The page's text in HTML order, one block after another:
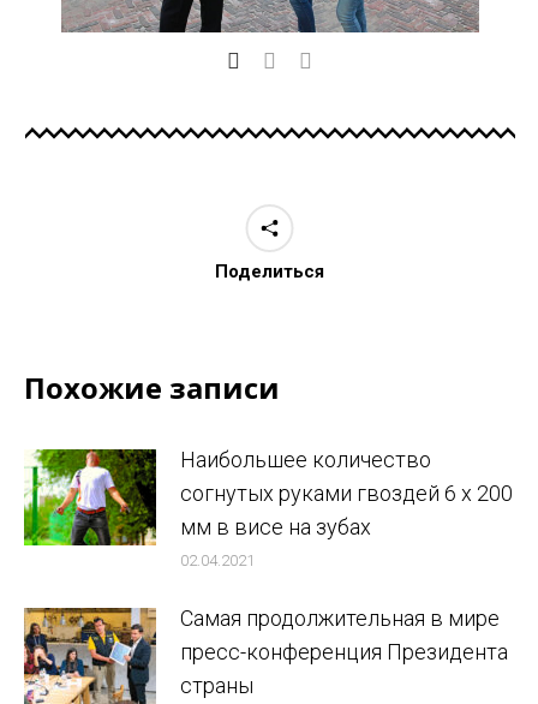
Поделиться
Похожие записи
Наибольшее количество
согнутых руками гвоздей 6 x 200
мм в висе на зубах
02.04.2021
Самая продолжительная в мире
пресс-конференция Президента
страны